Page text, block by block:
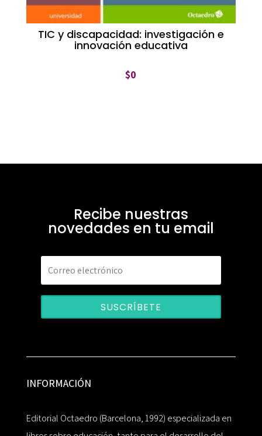
TIC y discapacidad: investigación e
innovación educativa
$0
Recibe nuestras
novedades en tu email
SUSCRÍBETE
INFORMACIÓN
Editorial Octaedro (Barcelona, 1992) especializada en